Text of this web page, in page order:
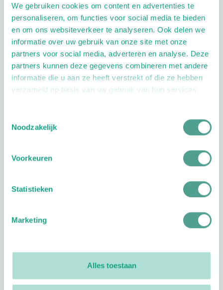
We gebruiken cookies om content en advertenties te
personaliseren, om functies voor social media te bieden
en om ons websiteverkeer te analyseren. Ook delen we
informatie over uw gebruik van onze site met onze
partners voor social media, adverteren en analyse. Deze
partners kunnen deze gegevens combineren met andere
informatie die u aan ze heeft verstrekt of die ze hebben
verzameld op basis van uw gebruik van hun services.
Noodzakelijk
Voorkeuren
Statistieken
Marketing
Alles toestaan
Diabetes Reuma
Extra opties
Openingstijden
Reviews 0reviews
Footer